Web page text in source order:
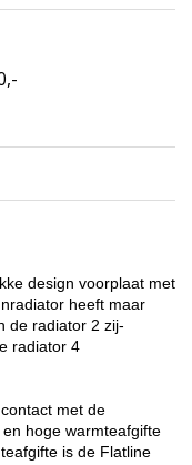
design voorplaat met
heeft maar
de radiator 2 zij-
radiator 4
met de
hoge warmteafgifte
is de Flatline